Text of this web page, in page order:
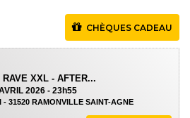
CHÈQUES CADEAU
RAVE XXL - AFTER...
2026 - 23h55
31520 RAMONVILLE SAINT-AGNE